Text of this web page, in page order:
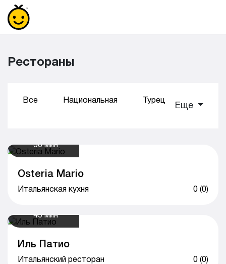
Рестораны
Все Национальная Турецкая
Еще
50 мин
Osteria Mario
Итальянская кухня 0 (0)
45 мин
Иль Патио
Итальянский ресторан 0 (0)